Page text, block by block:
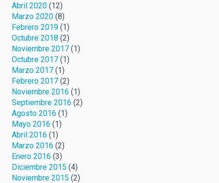
Abril 2020 (12)
Marzo 2020 (8)
Febrero 2019 (1)
Octubre 2018 (2)
Noviembre 2017 (1)
Octubre 2017 (1)
Marzo 2017 (1)
Febrero 2017 (2)
Noviembre 2016 (1)
Septiembre 2016 (2)
Agosto 2016 (1)
Mayo 2016 (1)
Abril 2016 (1)
Marzo 2016 (2)
Enero 2016 (3)
Diciembre 2015 (4)
Noviembre 2015 (2)